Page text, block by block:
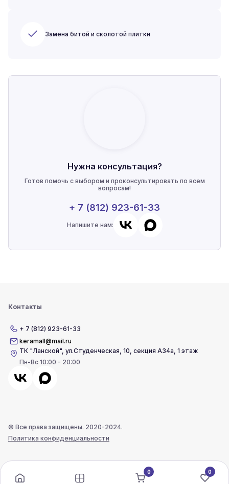
Замена битой и сколотой плитки
Нужна консультация?
Готов помочь с выбором и проконсультировать по всем
вопросам!
+ 7 (812) 923-61-33
Напишите нам:
Контакты
+ 7 (812) 923-61-33
keramall@mail.ru
ТК "Ланской",ул.Студенческая, 10, секция А34а, 1 этаж
Пн-Вс 10:00 - 20:00
© Все права защищены. 2020-2024.
Политика конфиденциальности
0 0